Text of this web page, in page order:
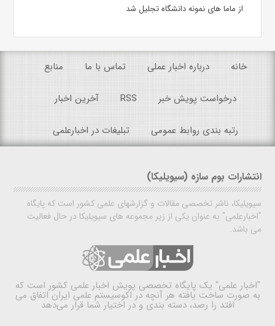
از ماما های نمونه دانشگاه تجلیل شد
خانه درباره اخبار عملی تماس با ما منابع
درخواست پویش خبر RSS آخرین اخبار
رتبه بندی روابط عمومی تبلیغات در اخبارعلمی
انتشارات بوم سازه (سیویلیکا)
سیویلیکا، ناشر تخصصی مقالات و گزارشهای علمی کشور است که پایگاه
"اخبارعلمی" به عنوان یکی از زیر مجموعه های سیویلیکا در حال فعالیت
می باشد.
"اخبار علمی" یک پایگاه تخصصی پویش اخبار علمی کشور است که
به صورت ساخت یافته هر آنچه در اکوسیستم علمی ایران اتفاق می
افتد را رصد، دسته بندی و در اختیار شما قرار می‌دهد